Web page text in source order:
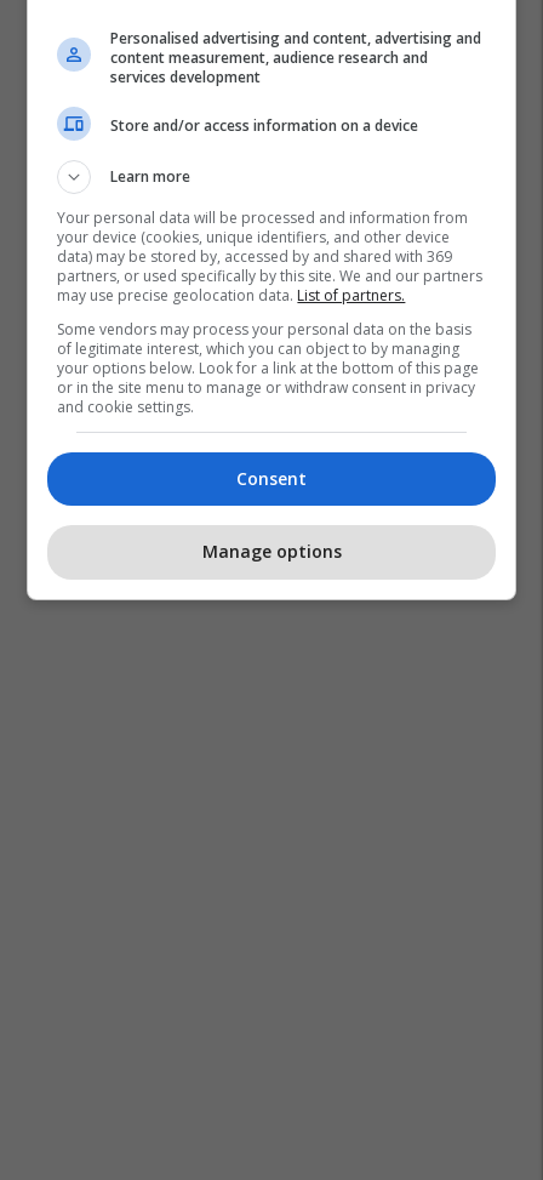
Personalised advertising and content, advertising and
content measurement, audience research and
services development
Store and/or access information on a device
Learn more
Your personal data will be processed and information from
your device (cookies, unique identifiers, and other device
data) may be stored by, accessed by and shared with 369
partners, or used specifically by this site. We and our partners
may use precise geolocation data. List of partners.
Some vendors may process your personal data on the basis
of legitimate interest, which you can object to by managing
your options below. Look for a link at the bottom of this page
or in the site menu to manage or withdraw consent in privacy
and cookie settings.
Consent
Manage options